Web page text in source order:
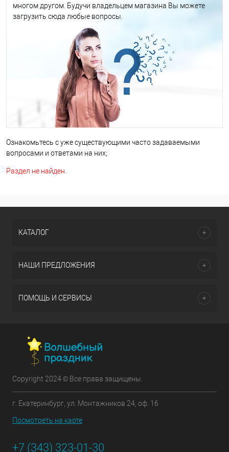
многом другом. Будучи владельцем магазина Вы можете
загрузить сюда любые вопросы.
Ознакомьтесь с уже существующими часто задаваемыми
вопросами и ответами на них;
Раздел не найден.
КАТАЛОГ
НАШИ ПРЕДЛОЖЕНИЯ
ПОМОЩЬ И СЕРВИСЫ
Copyright 2024 © Все права защищены.
г. Екатеринбург, ул. Монтажников 24, оф. 16
Посмотреть на карте
+7 (343) 323-01-30